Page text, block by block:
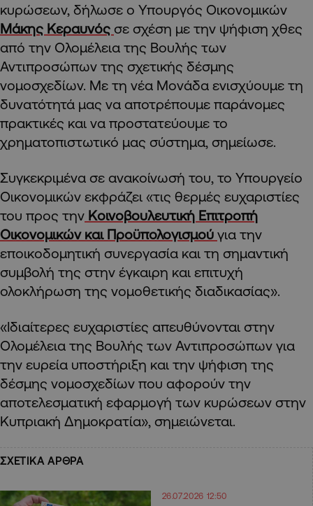
κυρώσεων, δήλωσε ο Υπουργός Οικονομικών
Μάκης Κεραυνός σε σχέση με την ψήφιση χθες
από την Ολομέλεια της Βουλής των
Αντιπροσώπων της σχετικής δέσμης
νομοσχεδίων. Με τη νέα Μονάδα ενισχύουμε τη
δυνατότητά μας να αποτρέπουμε παράνομες
πρακτικές και να προστατεύουμε το
χρηματοπιστωτικό μας σύστημα, σημείωσε.
Συγκεκριμένα σε ανακοίνωσή του, το Υπουργείο
Οικονομικών εκφράζει «τις θερμές ευχαριστίες
του προς την Κοινοβουλευτική Επιτροπή
Οικονομικών και Προϋπολογισμού για την
εποικοδομητική συνεργασία και τη σημαντική
συμβολή της στην έγκαιρη και επιτυχή
ολοκλήρωση της νομοθετικής διαδικασίας».
«Ιδιαίτερες ευχαριστίες απευθύνονται στην
Ολομέλεια της Βουλής των Αντιπροσώπων για
την ευρεία υποστήριξη και την ψήφιση της
δέσμης νομοσχεδίων που αφορούν την
αποτελεσματική εφαρμογή των κυρώσεων στην
Κυπριακή Δημοκρατία», σημειώνεται.
ΣΧΕΤΙΚΑ ΑΡΘΡΑ
26.07.2026 12:50